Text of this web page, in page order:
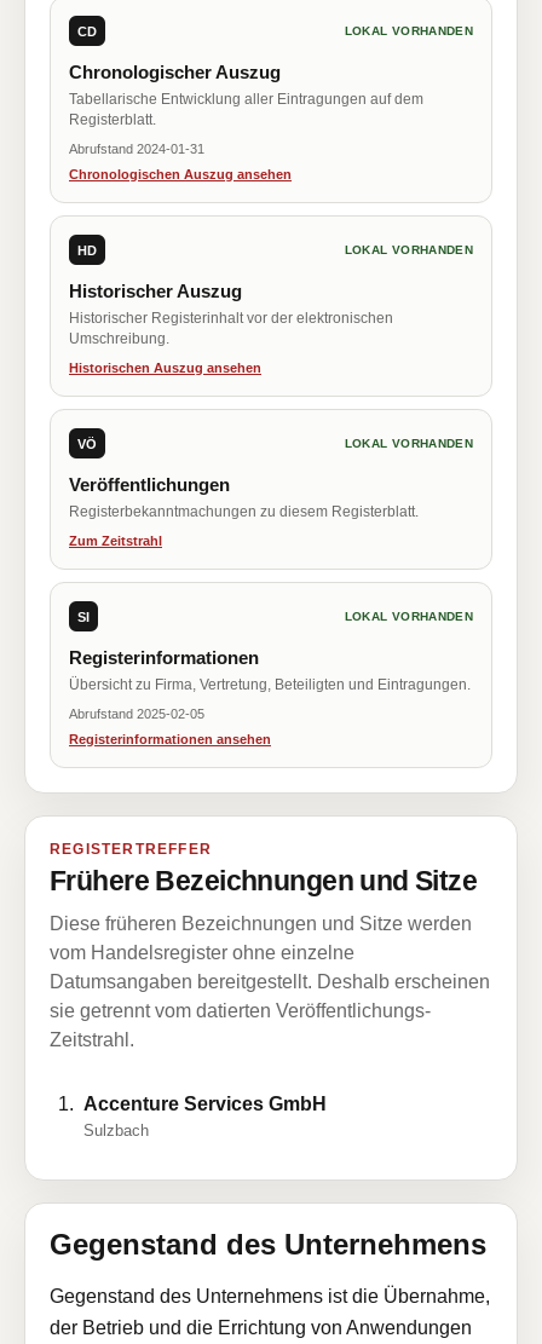
CD LOKAL VORHANDEN
Chronologischer Auszug
Tabellarische Entwicklung aller Eintragungen auf dem
Registerblatt.
Abrufstand 2024-01-31
Chronologischen Auszug ansehen
HD LOKAL VORHANDEN
Historischer Auszug
Historischer Registerinhalt vor der elektronischen
Umschreibung.
Historischen Auszug ansehen
VÖ LOKAL VORHANDEN
Veröffentlichungen
Registerbekanntmachungen zu diesem Registerblatt.
Zum Zeitstrahl
SI LOKAL VORHANDEN
Registerinformationen
Übersicht zu Firma, Vertretung, Beteiligten und Eintragungen.
Abrufstand 2025-02-05
Registerinformationen ansehen
REGISTERTREFFER
Frühere Bezeichnungen und Sitze
Diese früheren Bezeichnungen und Sitze werden
vom Handelsregister ohne einzelne
Datumsangaben bereitgestellt. Deshalb erscheinen
sie getrennt vom datierten Veröffentlichungs-
Zeitstrahl.
Accenture Services GmbH
Sulzbach
Gegenstand des Unternehmens
Gegenstand des Unternehmens ist die Übernahme,
der Betrieb und die Errichtung von Anwendungen